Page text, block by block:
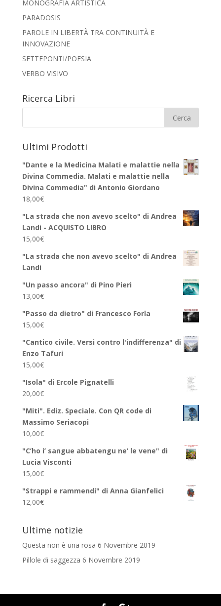
MONOGRAFIA ARTISTICA
PARADOSIS
PAROLE IN LIBERTÀ TRA CONTINUITÀ E
INNOVAZIONE
SETTEPONTI/POESIA
VERBO VISIVO
Ricerca Libri
Ultimi Prodotti
"Dante e la Medicina Malati e malattie nella
Divina Commedia. Malati e malattie nella
Divina Commedia" di Antonio Giordano
18,00€
"La strada che non avevo scelto" di Andrea
Landi - ACQUISTO LIBRO
15,00€
"La strada che non avevo scelto" di Andrea
Landi
"Un passo ancora" di Pino Pieri
13,00€
"Passo da dietro" di Francesco Forla
15,00€
"Cantico civile. Versi contro l'indifferenza" di
Enzo Tafuri
15,00€
"Isola" di Ercole Pignatelli
20,00€
"Miti". Ediz. Speciale. Con QR code di
Massimo Seriacopi
10,00€
"C’ho i’ sangue abbatengu ne’ le vene" di
Lucia Visconti
15,00€
"Strappi e rammendi" di Anna Gianfelici
12,00€
Ultime notizie
Questa non è una rosa 6 Novembre 2019
Pillole di saggezza 6 Novembre 2019